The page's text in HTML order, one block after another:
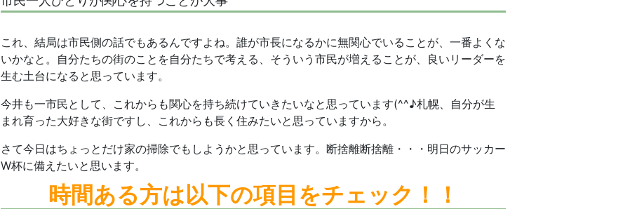
これ、結局は市民側の話でもあるんですよね。誰が市長になるかに無関心でいることが、一番よくな
いかなと。自分たちの街のことを自分たちで考える、そういう市民が増えることが、良いリーダーを
生む土台になると思っています。
今井も一市民として、これからも関心を持ち続けていきたいなと思っています(^^♪札幌、自分が生
まれ育った大好きな街ですし、これからも長く住みたいと思っていますから。
さて今日はちょっとだけ家の掃除でもしようかと思っています。断捨離断捨離・・・明日のサッカー
W杯に備えたいと思います。
時間ある方は以下の項目をチェック！！